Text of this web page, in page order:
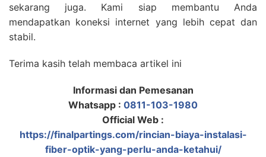
sekarang juga. Kami siap membantu Anda
mendapatkan koneksi internet yang lebih cepat dan
stabil.
Terima kasih telah membaca artikel ini
Informasi dan Pemesanan
Whatsapp : 0811-103-1980
Official Web :
https://finalpartings.com/rincian-biaya-instalasi-
fiber-optik-yang-perlu-anda-ketahui/